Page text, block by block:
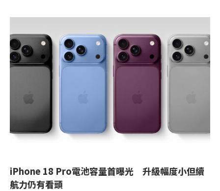
iPhone 18 Pro電池容量首曝光 升級幅度小但續
航力仍有看頭